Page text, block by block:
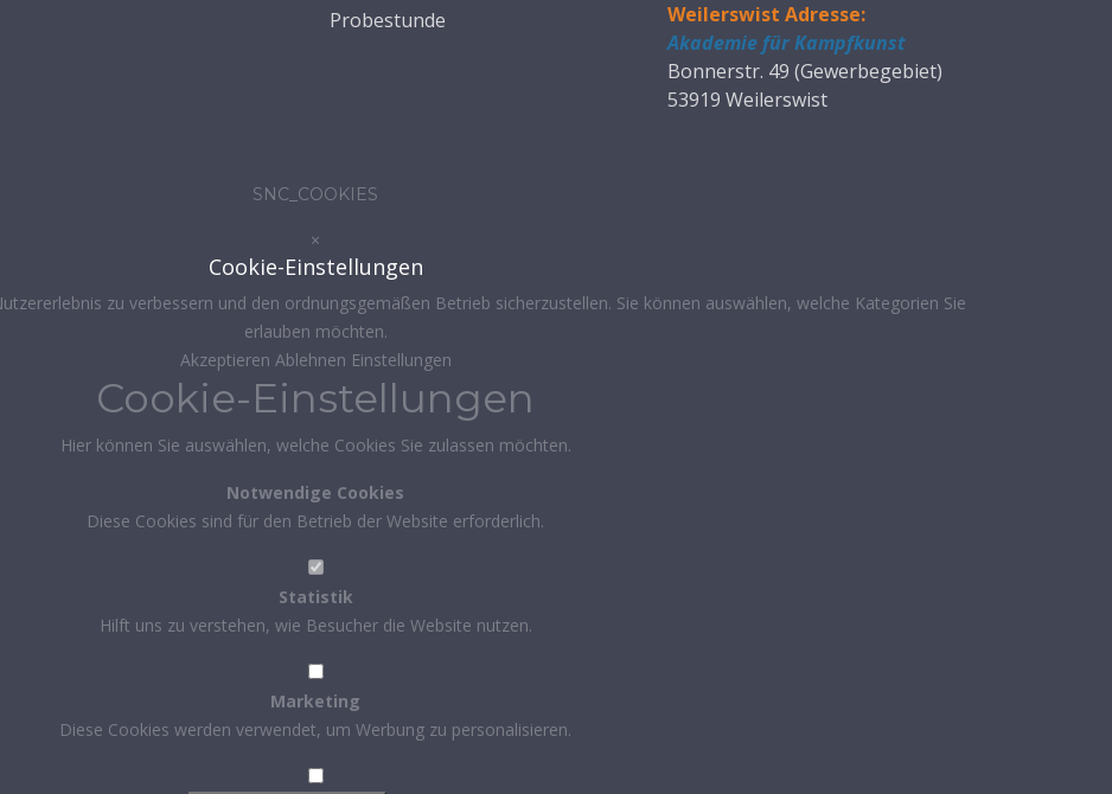
Probestunde
Weilerswist Adresse:
Akademie für Kampfkunst
Bonnerstr. 49 (Gewerbegebiet)
53919 Weilerswist
SNC_COOKIES
×
Cookie-Einstellungen
zu verbessern und den ordnungsgemäßen Betrieb sicherzustellen. Sie können auswählen, welche Kategorien Sie
erlauben möchten.
Akzeptieren Ablehnen Einstellungen
Cookie-Einstellungen
Hier können Sie auswählen, welche Cookies Sie zulassen möchten.
Notwendige Cookies
Diese Cookies sind für den Betrieb der Website erforderlich.
Statistik
Hilft uns zu verstehen, wie Besucher die Website nutzen.
Marketing
Diese Cookies werden verwendet, um Werbung zu personalisieren.